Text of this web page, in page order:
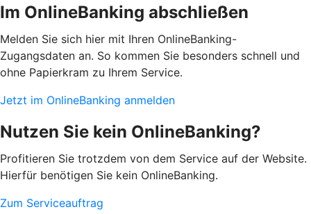
Im OnlineBanking abschließen
Melden Sie sich hier mit Ihren OnlineBanking-
Zugangsdaten an. So kommen Sie besonders schnell und
ohne Papierkram zu Ihrem Service.
Jetzt im OnlineBanking anmelden
Nutzen Sie kein OnlineBanking?
Profitieren Sie trotzdem von dem Service auf der Website.
Hierfür benötigen Sie kein OnlineBanking.
Zum Serviceauftrag